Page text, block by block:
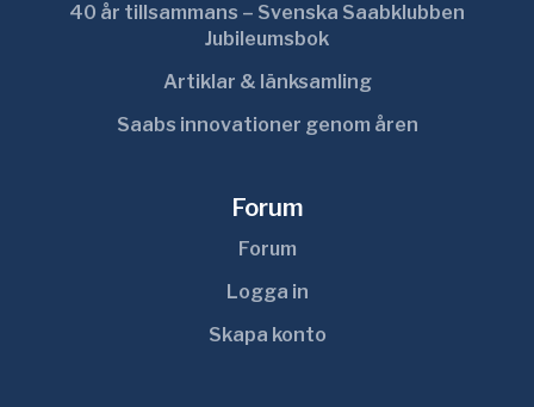
40 år tillsammans – Svenska Saabklubben
Jubileumsbok
Artiklar & länksamling
Saabs innovationer genom åren
Forum
Forum
Logga in
Skapa konto